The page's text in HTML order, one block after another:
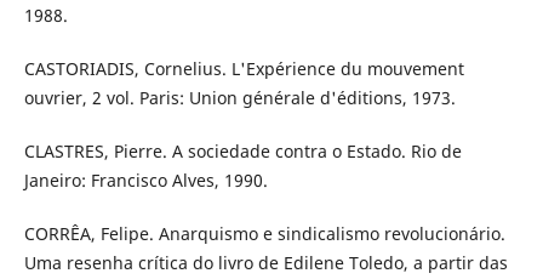
1988.
CASTORIADIS, Cornelius. L'Expérience du mouvement
ouvrier, 2 vol. Paris: Union générale d'éditions, 1973.
CLASTRES, Pierre. A sociedade contra o Estado. Rio de
Janeiro: Francisco Alves, 1990.
CORRÊA, Felipe. Anarquismo e sindicalismo revolucionário.
Uma resenha crítica do livro de Edilene Toledo, a partir das